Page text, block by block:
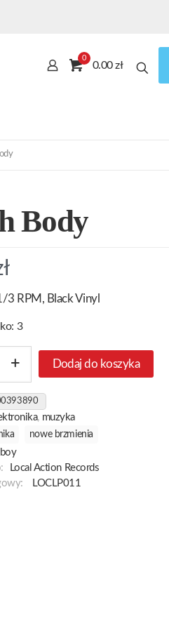
0
0.00 zł
Body
3 RPM, Black Vinyl
3
Dodaj do koszyka
, muzyka
nowe brzmienia
Local Action Records
LOCLP011